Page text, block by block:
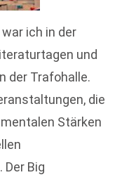
ich in der
und
der Trafohalle.
die
Stärken
Big